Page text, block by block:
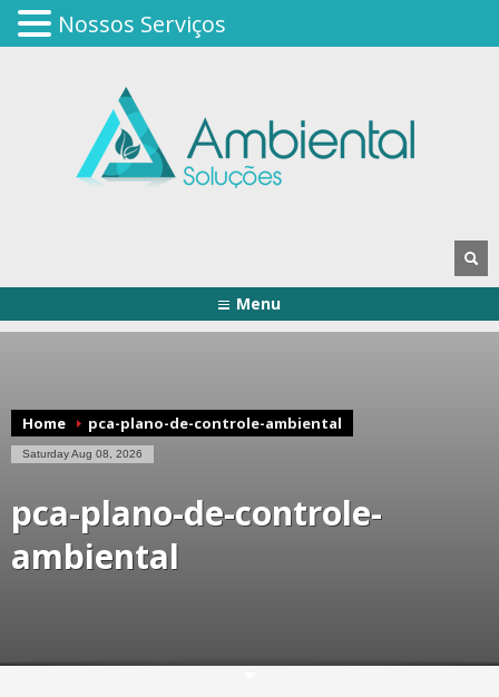
Menu
Home pca-plano-de-controle-ambiental
Saturday Aug 08, 2026
pca-plano-de-controle-
ambiental
Nossos Serviços